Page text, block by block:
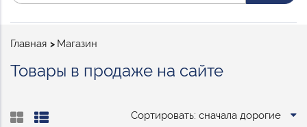
Строка
Главная Магазин
Товары в продаже на сайте
Сортировать: сначала дорогие